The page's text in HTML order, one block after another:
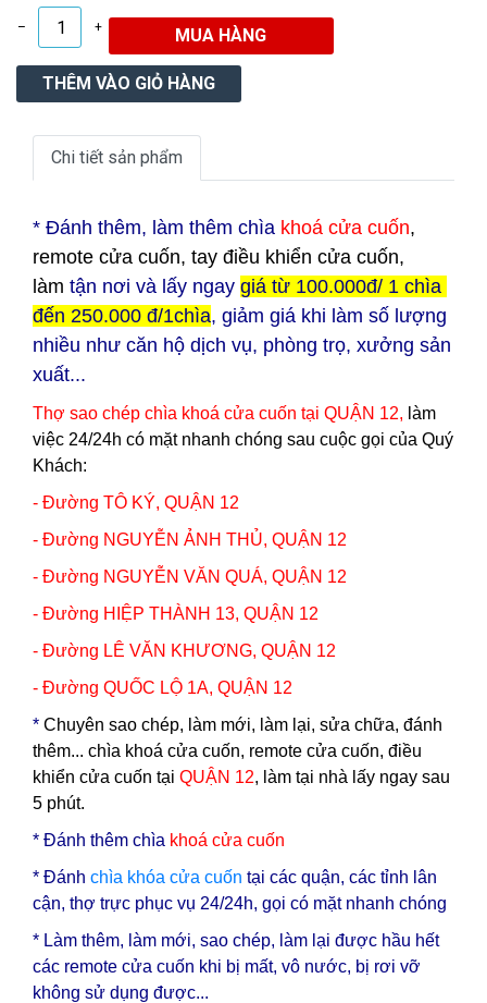
– +
Chi tiết sản phẩm
* Đánh thêm, làm thêm chìa khoá cửa cuốn,
remote cửa cuốn, tay điều khiển cửa cuốn,
làm tận nơi và lấy ngay giá từ 100.000đ/ 1 chìa
đến 250.000 đ/1chìa, giảm giá khi làm số lượng
nhiều như căn hộ dịch vụ, phòng trọ, xưởng sản
xuất...
Thợ sao chép chìa khoá cửa cuốn tại QUẬN 12, làm
việc 24/24h có mặt nhanh chóng sau cuộc gọi của Quý
Khách:
- Đường TÔ KÝ, QUẬN 12
- Đường NGUYỄN ẢNH THỦ, QUẬN 12
- Đường NGUYỄN VĂN QUÁ, QUẬN 12
- Đường HIỆP THÀNH 13, QUẬN 12
- Đường LÊ VĂN KHƯƠNG, QUẬN 12
- Đường QUỐC LỘ 1A, QUẬN 12
* Chuyên sao chép, làm mới, làm lại, sửa chữa, đánh
thêm... chìa khoá cửa cuốn, remote cửa cuốn, điều
khiển cửa cuốn tại QUẬN 12, làm tại nhà lấy ngay sau
5 phút.
* Đánh thêm chìa khoá cửa cuốn
* Đánh chìa khóa cửa cuốn tại các quận, các tỉnh lân
cận, thợ trực phục vụ 24/24h, gọi có mặt nhanh chóng
* Làm thêm, làm mới, sao chép, làm lại được hầu hết
các remote cửa cuốn khi bị mất, vô nước, bị rơi vỡ
không sử dụng được...